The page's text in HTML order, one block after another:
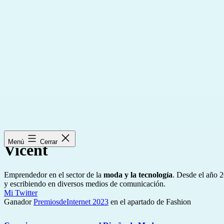
Menú Cerrar
Vicent
Emprendedor en el sector de la moda y la tecnología. Desde el año
y escribiendo en diversos medios de comunicación.
Mi Twitter
GanadorPremiosdeInternet 2023 en el apartado de Fashion